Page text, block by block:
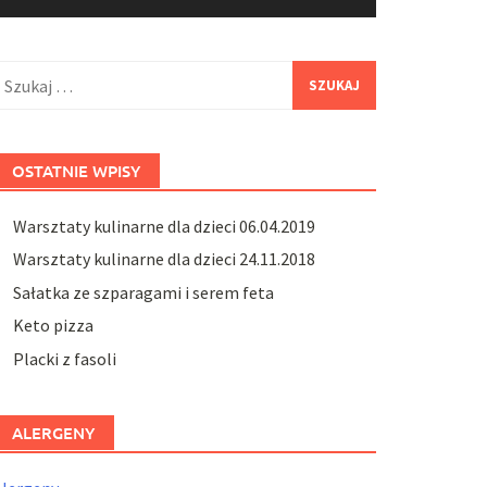
OSTATNIE WPISY
Warsztaty kulinarne dla dzieci 06.04.2019
Warsztaty kulinarne dla dzieci 24.11.2018
Sałatka ze szparagami i serem feta
Keto pizza
Placki z fasoli
ALERGENY